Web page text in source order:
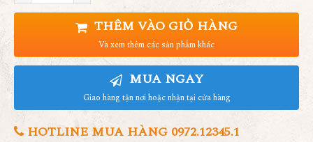
THÊM VÀO GIỎ HÀNG
Và xem thêm các sản phẩm khác
MUA NGAY
Giao hàng tận nơi hoặc nhận tại cửa hàng
HOTLINE MUA HÀNG 0972.12345.1